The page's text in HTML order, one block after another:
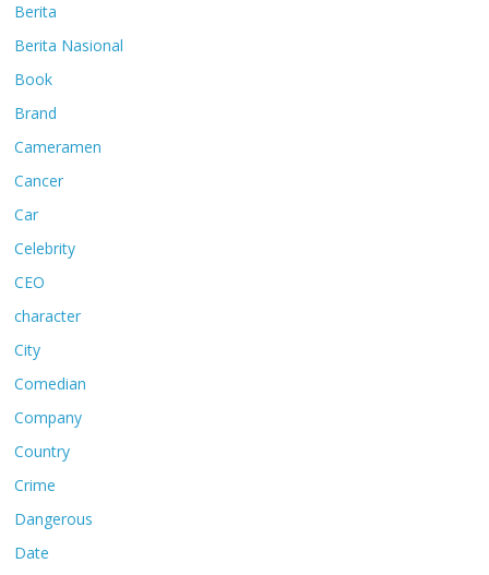
Berita
Berita Nasional
Book
Brand
Cameramen
Cancer
Car
Celebrity
CEO
character
City
Comedian
Company
Country
Crime
Dangerous
Date